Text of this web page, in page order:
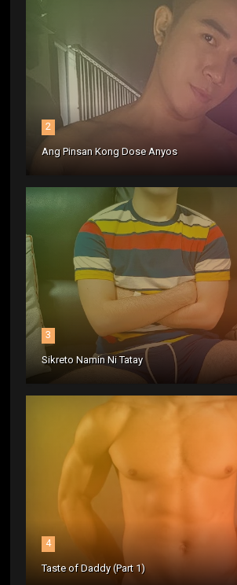
2
Ang Pinsan Kong Dose Anyos
3
Sikreto Namin Ni Tatay
4
Taste of Daddy (Part 1)